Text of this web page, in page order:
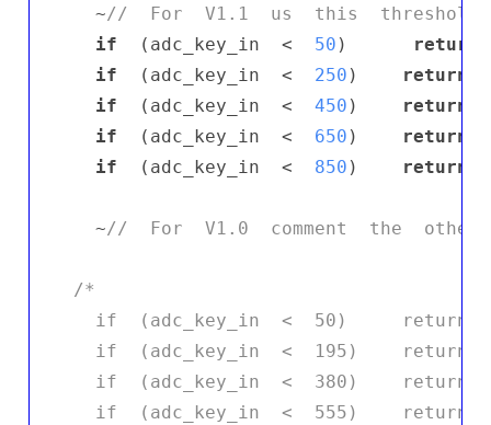
  ~
//  For  V1.1  us  this  threshold
if
  (adc_key_in  <
50 ) return
if
  (adc_key_in  <
250 ) return
if
  (adc_key_in  <
450 ) return
if
  (adc_key_in  <
650 ) return
if
  (adc_key_in  <
850 ) return
  ~
//  For  V1.0  comment  the
/*
if  (adc_key_in  <  50)
if  (adc_key_in  <  195)
if  (adc_key_in  <  380)
if  (adc_key_in  <  555)